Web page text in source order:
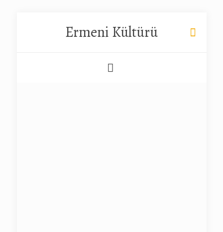
Ermeni Kültürü